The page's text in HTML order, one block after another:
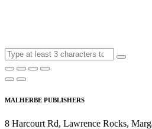
MALHERBE PUBLISHERS
8 Harcourt Rd, Lawrence Rocks,